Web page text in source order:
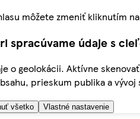
môžete zmeniť kliknutím
spracúvame údaje s
o geolokácii. Aktívne
prieskum publika a vývoj
všetko Vlastné nastavenie